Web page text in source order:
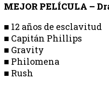
MEJOR PELÍCULA –
■ 12 años de esclavitud
■ Capitán Phillips
■ Gravity
■ Philomena
■ Rush